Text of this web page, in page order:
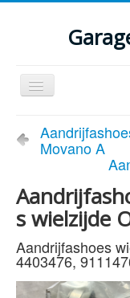
Schakelen
navigatie
Welkom
Klassiekers
Diensten
Parts
Occasions
Kenteken
Movano A
s wielzijde
Aandrijfashoes
4403476,